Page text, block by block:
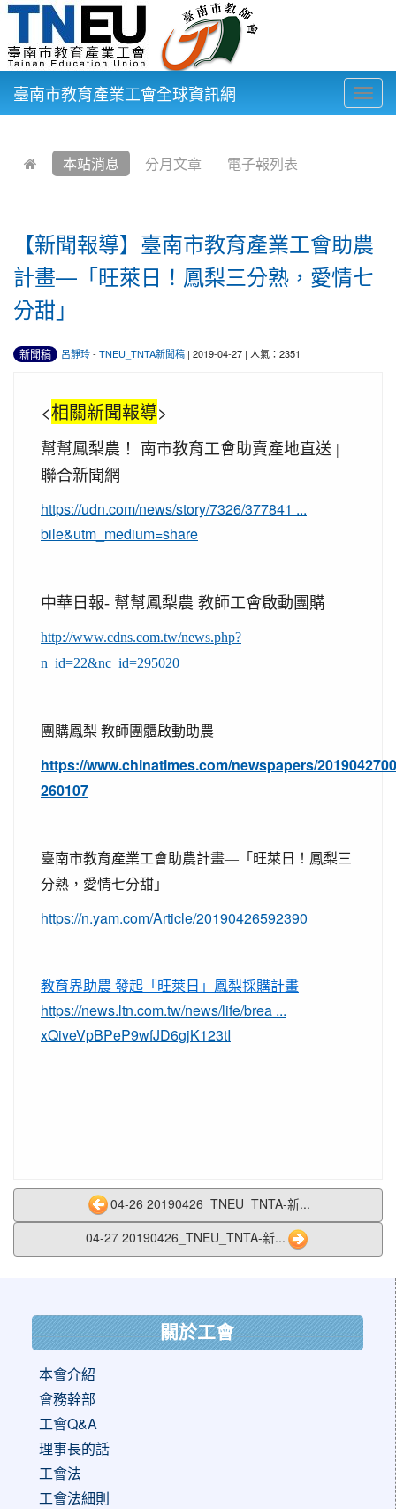
臺南市教育產業工會全球資訊網
本站消息 分月文章 電子報列表
【新聞報導】臺南市教育產業工會助農
計畫—「旺萊日！鳳梨三分熟，愛情七
分甜」
新聞稿 呂靜玲- TNEU_TNTA新聞稿 | 2019-04-27 | 人氣：2351
<相關新聞報導>
幫幫鳳梨農！ 南市教育工會助賣產地直送 |
聯合新聞網
https://udn.com/news/story/7326/377841 ...
bile&utm_medium=share
中華日報- 幫幫鳳梨農 教師工會啟動團購
http://www.cdns.com.tw/news.php?
n_id=22&nc_id=295020
團購鳳梨 教師團體啟動助農
https://www.chinatimes.com/newspapers/
260107
臺南市教育產業工會助農計畫— 「旺萊日！鳳梨三
分熟， 愛情七分甜」
https://n.yam.com/Article/20190426592390
教育界助農 發起「旺萊日」鳳梨採購計畫
https://news.ltn.com.tw/news/life/brea ...
xQiveVpBPeP9wfJD6gjK123tI
04-26 20190426_TNEU_TNTA-新...
04-27 20190426_TNEU_TNTA-新...
關於工會
本會介紹
會務幹部
工會Q&A
理事長的話
工會法
工會法細則